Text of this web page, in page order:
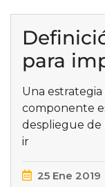
para
Una
componente
despliegue de
ir
25 Ene 2019